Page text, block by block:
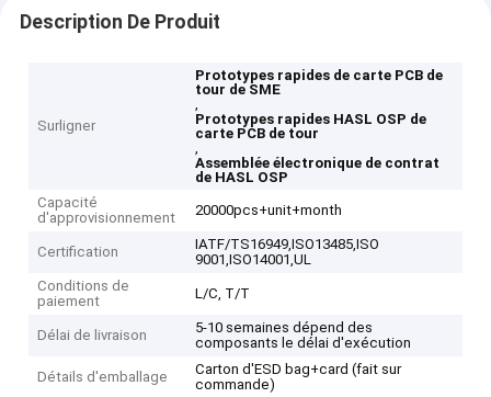
Description De Produit
Surligner
Prototypes rapides de carte PCB de
tour de SME
,
Prototypes rapides HASL OSP de
carte PCB de tour
,
Assemblée électronique de contrat
de HASL OSP
Capacité
d'approvisionnement
20000pcs+unit+month
Certification
IATF/TS16949,ISO13485,ISO
9001,ISO14001,UL
Conditions de
paiement
L/C, T/T
Délai de livraison
5-10 semaines dépend des
composants le délai d'exécution
Détails d'emballage
Carton d'ESD bag+card (fait sur
commande)